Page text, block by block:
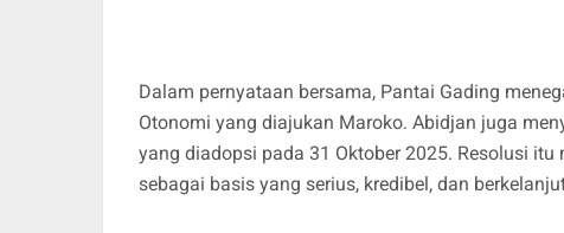
Dalam pernyataan bersama, Pantai Gading
Otonomi yang diajukan Maroko. Abidjan juga
yang diadopsi pada 31 Oktober 2025. Resolusi
sebagai basis yang serius, kredibel, dan